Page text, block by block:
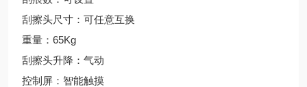
刮擦头尺寸：可任意互换
重量：65Kg
刮擦头升降：气动
控制屏：智能触摸